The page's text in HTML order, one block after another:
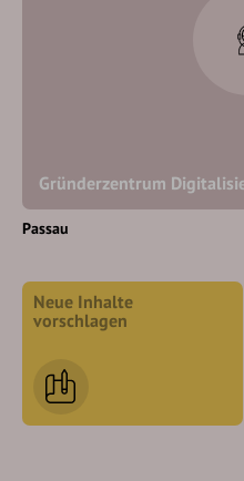
Gründerzentrum
Passau
Neue Inhalte
vorschlagen